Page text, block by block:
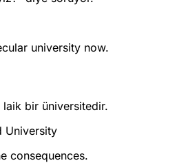
university now.
laik bir üniversitedir.
University
consequences.